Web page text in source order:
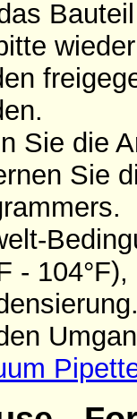
Sie die
Sie
-